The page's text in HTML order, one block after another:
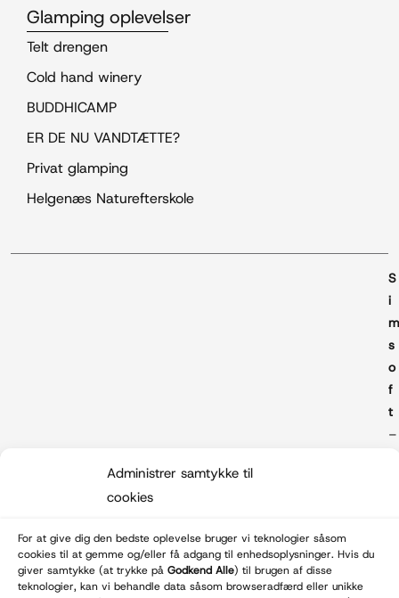
Administrer samtykke til
cookies
For at give dig den bedste oplevelse bruger vi teknologier såsom
cookies til at gemme og/eller få adgang til enhedsoplysninger. Hvis du
giver samtykke (at trykke på Godkend Alle) til brugen af disse
teknologier, kan vi behandle data såsom browseradfærd eller unikke
Glamping oplevelser
Telt drengen
Cold hand winery
BUDDHICAMP
ER DE NU VANDTÆTTE?
Privat glamping
Helgenæs Naturefterskole
S
i
m
s
o
f
t
–